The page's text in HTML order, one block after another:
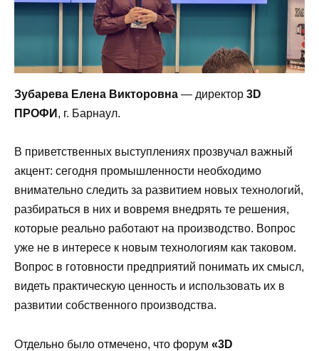
Зубарева Елена Викторовна — директор 3D
ПРОФИ , г. Барнаул.
В приветственных выступлениях прозвучал важный
акцент: сегодня промышленности необходимо
внимательно следить за развитием новых технологий,
разбираться в них и вовремя внедрять те решения,
которые реально работают на производство. Вопрос
уже не в интересе к новым технологиям как таковом.
Вопрос в готовности предприятий понимать их смысл,
видеть практическую ценность и использовать их в
развитии собственного производства.
Отдельно было отмечено, что форум «3D